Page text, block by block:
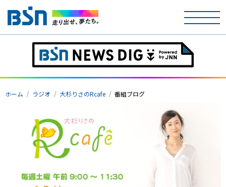
ホーム
テレビ
ラジオ
アナウンサー
イベント
ニュース
ホーム ラジオ 大杉りさのRcafe 番組ブログ